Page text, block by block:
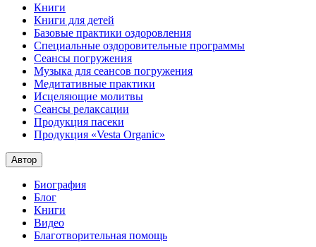
Книги
Книги для детей
Базовые практики оздоровления
Специальные оздоровительные программы
Сеансы погружения
Музыка для сеансов погружения
Медитативные практики
Исцеляющие молитвы
Сеансы релаксации
Продукция пасеки
Продукция «Vesta Organic»
Автор
Биография
Блог
Книги
Видео
Благотворительная помощь